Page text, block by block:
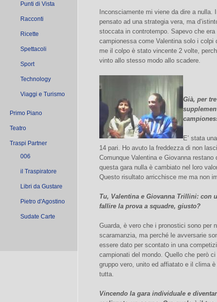
Punti di Vista
Racconti
Ricette
Spettacoli
Sport
Technology
Viaggi e Turismo
Primo Piano
Teatro
Traspi Partner
006
il Traspiratore
Libri da Gustare
Pietro d'Agostino
Sudate Carte
Inconsciamente mi viene da dire a
pensato ad una strategia vera, ma
stoccata in controtempo. Sapevo che
campionessa come Valentina solo i
me il colpo è stato vincente 2 volte,
vinto allo stesso modo allo scadere.
Già, per
E’ stata
14 pari. Ho avuto la freddezza di non
Comunque Valentina e Giovanna restano
questa gara nulla è cambiato nel loro
Questo risultato arricchisce me ma non
Tu, Valentina e Giovanna Trillini: con
fallire la prova a squadre, giusto?
Guarda, è vero che i pronostici sono per
scaramanzia, ma perché le avversarie
essere dato per scontato in una
campionati del mondo. Quello che però
gruppo vero, unito ed affiatato e il clima
tutta.
Vincendo la gara individuale e